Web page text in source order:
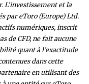
L’investissement et la
par eToro (Europe) Ltd.
numériques, inscrit
de CFD, ne fait aucune
quant à l’exactitude
dans cette
en utilisant des